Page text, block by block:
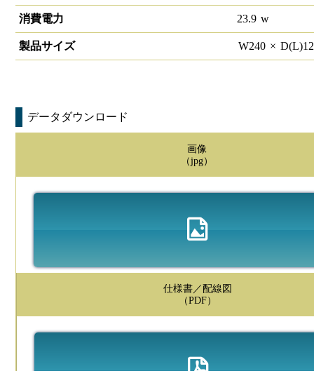
消費電力 23.9 w
製品サイズ W240 × D(L)
データダウンロード
画像
（jpg）
仕様書／配線図
（PDF）